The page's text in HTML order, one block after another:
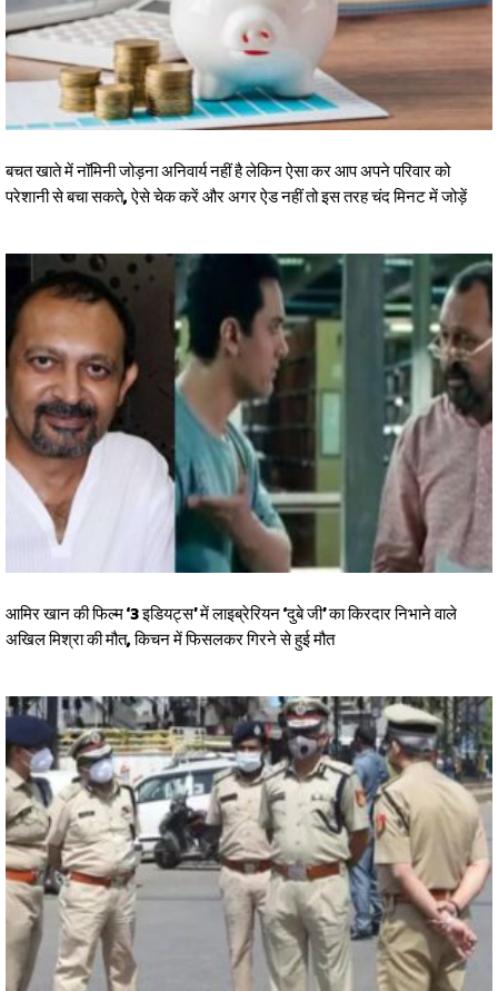
बचत खाते में नॉमिनी जोड़ना अनिवार्य नहीं है लेकिन ऐसा कर आप अपने परिवार को
परेशानी से बचा सकते, ऐसे चेक करें और अगर ऐड नहीं तो इस तरह चंद मिनट में जोड़ें
आमिर खान की फिल्म ‘3 इडियट्स’ में लाइब्रेरियन ‘दुबे जी’ का किरदार निभाने वाले
अखिल मिश्रा की मौत, किचन में फिसलकर गिरने से हुई मौत